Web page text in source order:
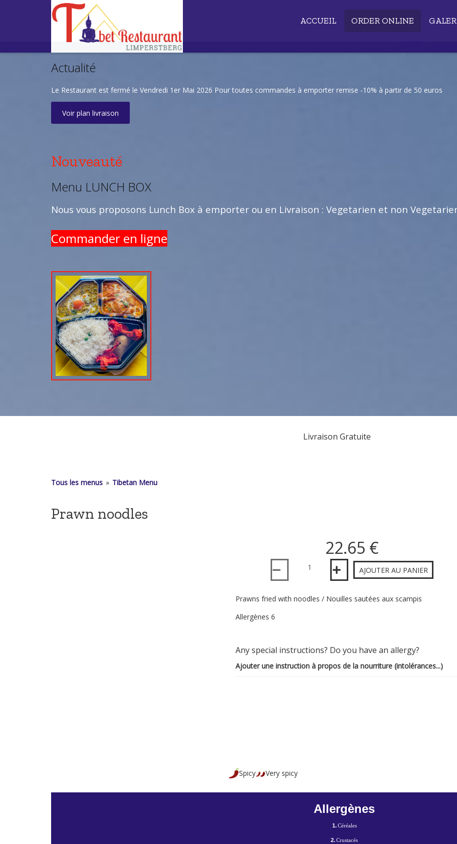
ACCUEIL ORDER ONLINE
Actualité
Le Restaurant est fermé le Vendredi 1er Mai 2026 Pour toutes commandes à emporter remise -10% à partir de 50 euros
Voir plan livraison
Nouveauté
Menu LUNCH BOX
Nous vous proposons Lunch Box à emporter ou en Livraison : Vegetarien et non
Commander en ligne
Livraison Gratuite
Tous les menus » Tibetan Menu
Prawn noodles
22.65 €
Quantité
AJOUTER AU PANIER
Prawns fried with noodles / Nouilles sautées aux scampis
Allergènes 6
Any special instructions? Do you have an allergy?
Ajouter une instruction à propos de la nourriture (intolérances...)
Spicy Very spicy
Allergènes
1.Céréales
2.Crustacés